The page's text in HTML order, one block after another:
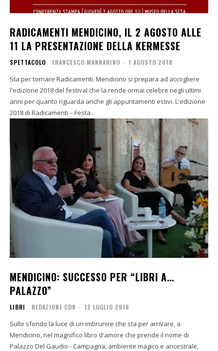
RADICAMENTI MENDICINO, IL 2 AGOSTO ALLE
11 LA PRESENTAZIONE DELLA KERMESSE
SPETTACOLO FRANCESCO MANNARINO - 1 AGOSTO 2018
Sta per tornare Radicamenti. Mendicino si prepara ad accogliere
l'edizione 2018 del festival che la rende ormai celebre negli ultimi
anni per quanto riguarda anche gli appuntamenti estivi. L'edizione
2018 di Radicamenti – Festa...
MENDICINO: SUCCESSO PER “LIBRI A…
PALAZZO”
LIBRI REDAZIONE CDN - 12 LUGLIO 2018
Sullo sfondo la luce di un imbrunire che sta per arrivare, a
Mendicino, nel magnifico libro d'amore che prende il nome di
Palazzo Del Gaudio - Campagna, ambiente magico e ancestrale,